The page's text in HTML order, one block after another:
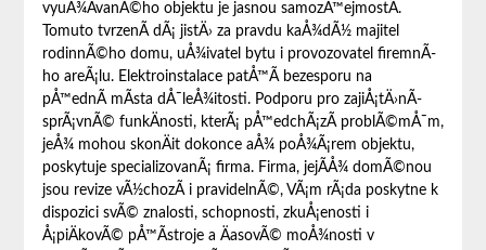
vyuÅ¾Ã­vanÃ©ho objektu je jasnou samozÅ™ejmostÃ­.
Tomuto tvrzenÃ­ dÃ¡ jistÄ› za pravdu kaÅ¾dÃ½ majitel
rodinnÃ©ho domu, uÅ¾ivatel bytu i provozovatel firemnÃ­
ho areÃ¡lu. ElektroinstalacepatÅ™Ã­ bezesporu na
pÅ™ednÃ­ mÃ­sta dÅ¯leÅ¾itosti. Podporu pro zajiÅ¡tÄ›nÃ­
sprÃ¡vnÃ© funkÄnosti, kterÃ¡ pÅ™edchÃ¡zÃ­ problÃ©mÅ¯m,
jeÅ¾ mohou skonÄit dokonce aÅ¾ poÅ¾Ã¡rem objektu,
poskytuje specializovanÃ¡ firma. Firma, jejÃ­Å¾ domÃ©nou
jsou revize vÃ½chozÃ­ i pravidelnÃ©, VÃ¡m rÃ¡da poskytne k
dispozici svÃ© znalosti, schopnosti, zkuÅ¡enosti i
Å¡piÄkovÃ© pÅ™Ã­stroje a ÄasovÃ© moÅ¾nosti v